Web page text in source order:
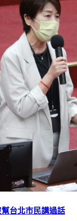
台北市民講過話